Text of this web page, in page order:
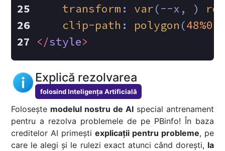
transform : var(--x, )
clip-path : polygon (48%0
</style>
Explică rezolvarea
folosind Inteligența Artificială
Folosește modelul nostru de AIspecial antrenament
pentru a rezolva problemele de pe PBinfo! În baza
creditelor AI primești explicații pentru probleme, pe
care le alegi și le rulezi exact atunci când dorești, la